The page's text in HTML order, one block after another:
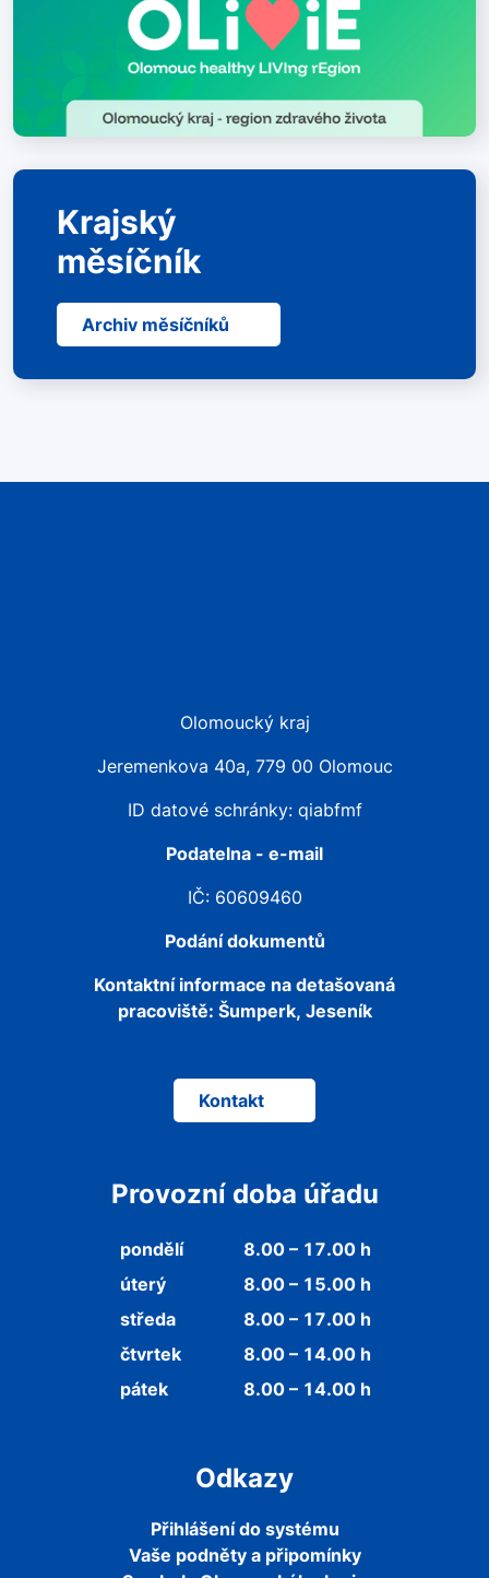
Krajský
měsíčník
Archiv měsíčníků
Olomoucký kraj
Jeremenkova 40a, 779 00 Olomouc
ID datové schránky: qiabfmf
Podatelna - e-mail
IČ: 60609460
Podání dokumentů
Kontaktní informace na detašovaná
pracoviště: Šumperk, Jeseník
Kontakt
Provozní doba úřadu
pondělí
8.00 – 17.00 h
úterý
8.00 – 15.00 h
středa
8.00 – 17.00 h
čtvrtek
8.00 – 14.00 h
pátek
8.00 – 14.00 h
Odkazy
Přihlášení do systému
Vaše podněty a připomínky